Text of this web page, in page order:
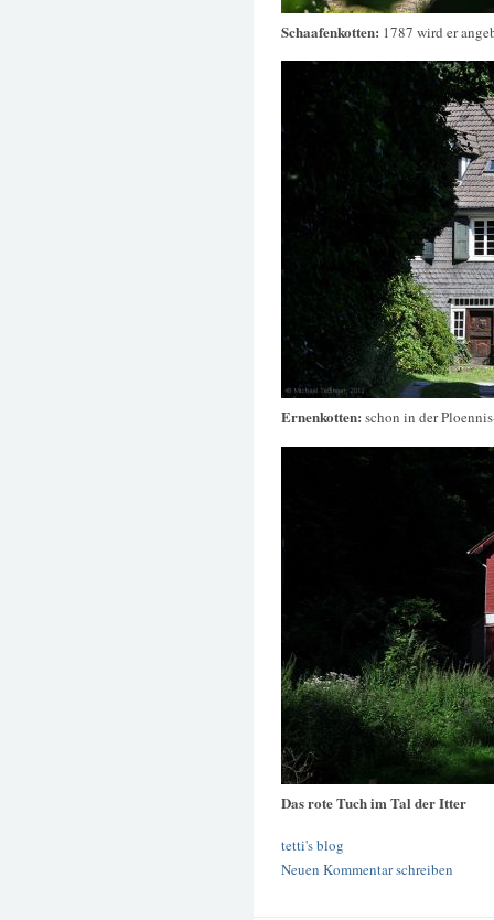
Schaafenkotten: 1787 wird er
Ernenkotten: schon in der
Das rote Tuch im Tal der Itter
tetti's blog
Neuen Kommentar schreiben